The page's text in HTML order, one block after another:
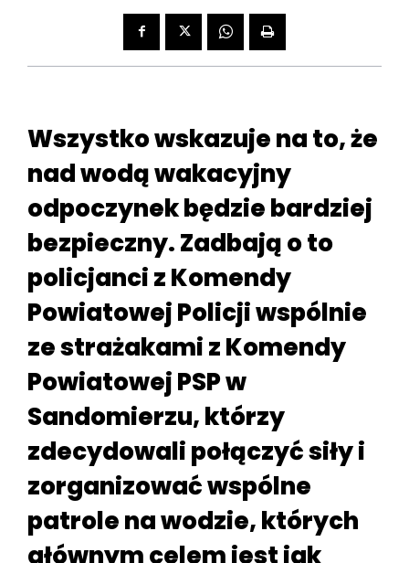
Wszystko wskazuje na to, że
nad wodą wakacyjny
odpoczynek będzie bardziej
bezpieczny. Zadbają o to
policjanci z Komendy
Powiatowej Policji wspólnie
ze strażakami z Komendy
Powiatowej PSP w
Sandomierzu, którzy
zdecydowali połączyć siły i
zorganizować wspólne
patrole na wodzie, których
głównym celem jest jak